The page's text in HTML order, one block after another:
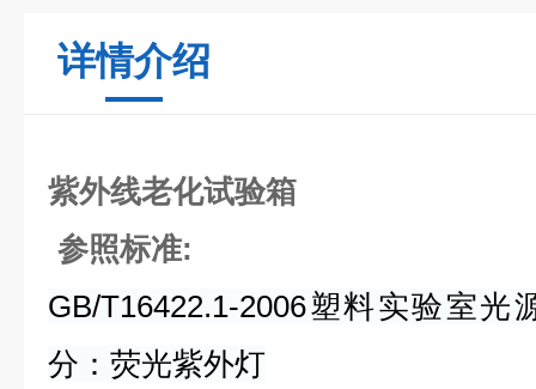
详情介绍
紫外线老化试验箱
参照标准:
GB/T16422.1-2006塑料实验室
分：荧光紫外灯